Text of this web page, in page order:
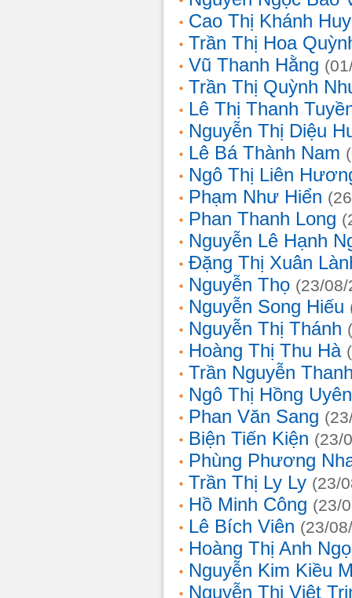
Cao Thị Khánh
Trần Thị Hoa
Vũ Thanh Hằng
Trần Thị Quỳnh
Lê Thị Thanh
Nguyễn Thị Diệu
Lê Bá Thành Nam
Ngô Thị Liên
Phạm Như Hiển
Phan Thanh Long
Nguyễn Lê Hạnh
Đặng Thị Xuân
Nguyễn Thọ (23/
Nguyễn Song Hiếu
Nguyễn Thị Thánh
Hoàng Thị Thu Hà
Trần Nguyễn
Ngô Thị Hồng Uyên
Phan Văn Sang
Biện Tiến Kiện (23/
Phùng Phương
Trần Thị Ly Ly (23/
Hồ Minh Công (23/
Lê Bích Viên (23/
Hoàng Thị Anh
Nguyễn Kim Kiều
Nguyễn Thị Việt